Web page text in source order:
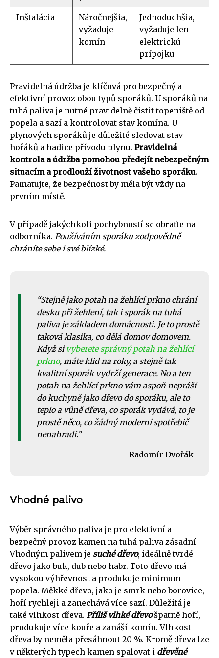
Inštalácia
Náročnejšia,
vyžaduje
komín
Jednoduchšia,
vyžaduje len
elektrickú
prípojku
Pravidelná údržba je klíčová pro bezpečný a
efektivní provoz obou typů sporáků. U sporáků na
tuhá paliva je nutné pravidelně čistit topeniště od
popela a sazí a kontrolovat stav komína. U
plynových sporáků je důležité sledovat stav
hořáků a hadice přívodu plynu. Pravidelná
kontrola a údržba pomohou předejít nebezpečným
situacím a prodlouží životnost vašeho sporáku.
Pamatujte, že bezpečnost by měla být vždy na
prvním místě.
V případě jakýchkoli pochybností se obraťte na
odborníka. Používáním sporáku zodpovědně
chráníte sebe i své blízké.
Stejně jako potah na žehlící prkno chrání
desku při žehlení, tak i sporák na tuhá
paliva je základem domácnosti. Je to prostě
taková klasika, co dělá domov domovem.
Když si vyberete správný potah na žehlící
prkno, máte klid na roky, a stejně tak
kvalitní sporák vydrží generace. No a ten
potah na žehlící prkno vám aspoň nepráší
do kuchyně jako dřevo do sporáku, ale to
teplo a vůně dřeva, co sporák vydává, to je
prostě něco, co žádný moderní spotřebič
nenahradí.
Radomír Dvořák
Vhodné palivo
Výběr správného paliva je pro efektivní a
bezpečný provoz kamen na tuhá paliva zásadní.
Vhodným palivem je suché dřevo, ideálně tvrdé
dřevo jako buk, dub nebo habr. Toto dřevo má
vysokou výhřevnost a produkuje minimum
popela. Měkké dřevo, jako je smrk nebo borovice,
hoří rychleji a zanechává více sazí. Důležitá je
také vlhkost dřeva. Příliš vlhké dřevošpatně hoří,
produkuje více kouře a zanáší komín. Vlhkost
dřeva by neměla přesáhnout 20 %. Kromě dřeva lze
v některých typech kamen spalovat i dřevěné